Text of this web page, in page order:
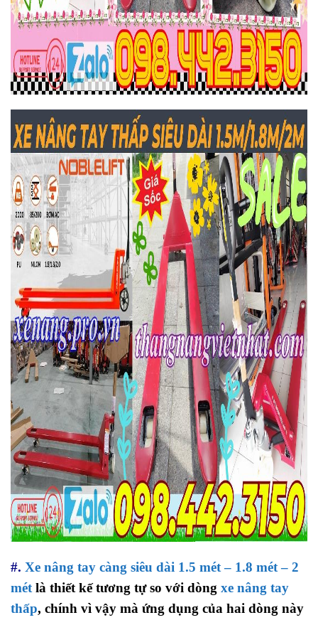
#. Xe nâng tay càng siêu dài 1.5 mét – 1.8 mét – 2
mét là thiết kế tương tự so với dòng xe nâng tay
thấp, chính vì vậy mà ứng dụng của hai dòng này